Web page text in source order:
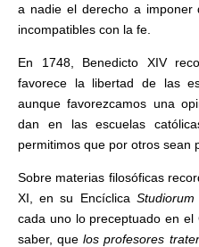
a nadie el derecho a imponer
incompatibles con la fe.
En 1748, Benedicto XIV
favorece la libertad de las
aunque favorezcamos una
dan en las escuelas
permitimos que por otros sean
Sobre materias filosóficas
XI, en su Encíclica
cada uno lo preceptuado en el
saber, quelos profesores